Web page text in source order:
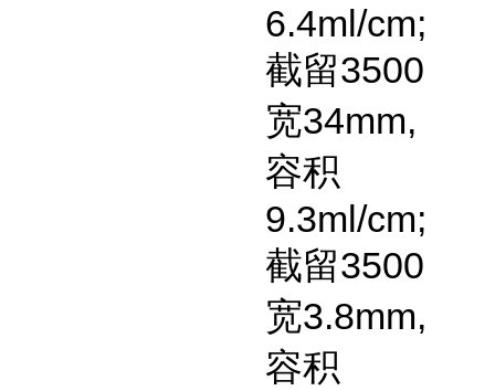
6.4ml/cm;
截留3500
宽34mm,
容积
9.3ml/cm;
截留3500
宽3.8mm,
容积